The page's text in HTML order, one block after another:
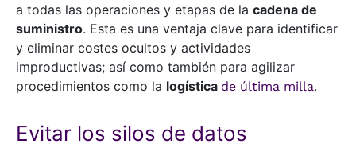
a todas las operaciones y etapas de la cadena de
suministro. Esta es una ventaja clave para identificar
y eliminar costes ocultos y actividades
improductivas; así como también para agilizar
procedimientos como la logística de última milla.
Evitar los silos de datos